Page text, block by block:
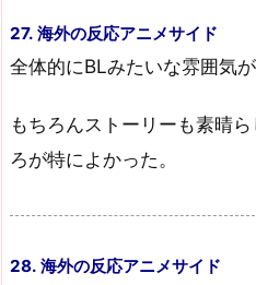
27. 海外の反応アニメサイド
全体的にBLみたいな雰囲気
もちろんストーリーも素晴
ろが特によかった。
28. 海外の反応アニメサイド